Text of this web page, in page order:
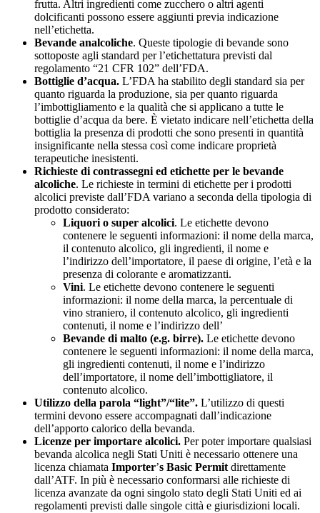
frutta. Altri ingredienti come zucchero o altri agenti
dolcificanti possono essere aggiunti previa indicazione
nell’etichetta.
Bevande analcoliche. Queste tipologie di bevande sono
sottoposte agli standard per l’etichettatura previsti dal
regolamento “21 CFR 102” dell’FDA.
Bottiglie d’acqua. L’FDA ha stabilito degli standard sia per
quanto riguarda la produzione, sia per quanto riguarda
l’imbottigliamento e la qualità che si applicano a tutte le
bottiglie d’acqua da bere. È vietato indicare nell’etichetta della
bottiglia la presenza di prodotti che sono presenti in quantità
insignificante nella stessa così come indicare proprietà
terapeutiche inesistenti.
Richieste di contrassegni ed etichette per le bevande
alcoliche. Le richieste in termini di etichette per i prodotti
alcolici previste dall’FDA variano a seconda della tipologia di
prodotto considerato:
Liquori o super alcolici. Le etichette devono
contenere le seguenti informazioni: il nome della marca,
il contenuto alcolico, gli ingredienti, il nome e
l’indirizzo dell’importatore, il paese di origine, l’età e la
presenza di colorante e aromatizzanti.
Vini. Le etichette devono contenere le seguenti
informazioni: il nome della marca, la percentuale di
vino straniero, il contenuto alcolico, gli ingredienti
contenuti, il nome e l’indirizzo dell’
Bevande di malto (e.g. birre). Le etichette devono
contenere le seguenti informazioni: il nome della marca,
gli ingredienti contenuti, il nome e l’indirizzo
dell’importatore, il nome dell’imbottigliatore, il
contenuto alcolico.
Utilizzo della parola “light”/“lite”. L’utilizzo di questi
termini devono essere accompagnati dall’indicazione
dell’apporto calorico della bevanda.
Licenze per importare alcolici. Per poter importare qualsiasi
bevanda alcolica negli Stati Uniti è necessario ottenere una
licenza chiamata Importer’s Basic Permit direttamente
dall’ATF. In più è necessario conformarsi alle richieste di
licenza avanzate da ogni singolo stato degli Stati Uniti ed ai
regolamenti previsti dalle singole città e giurisdizioni locali.